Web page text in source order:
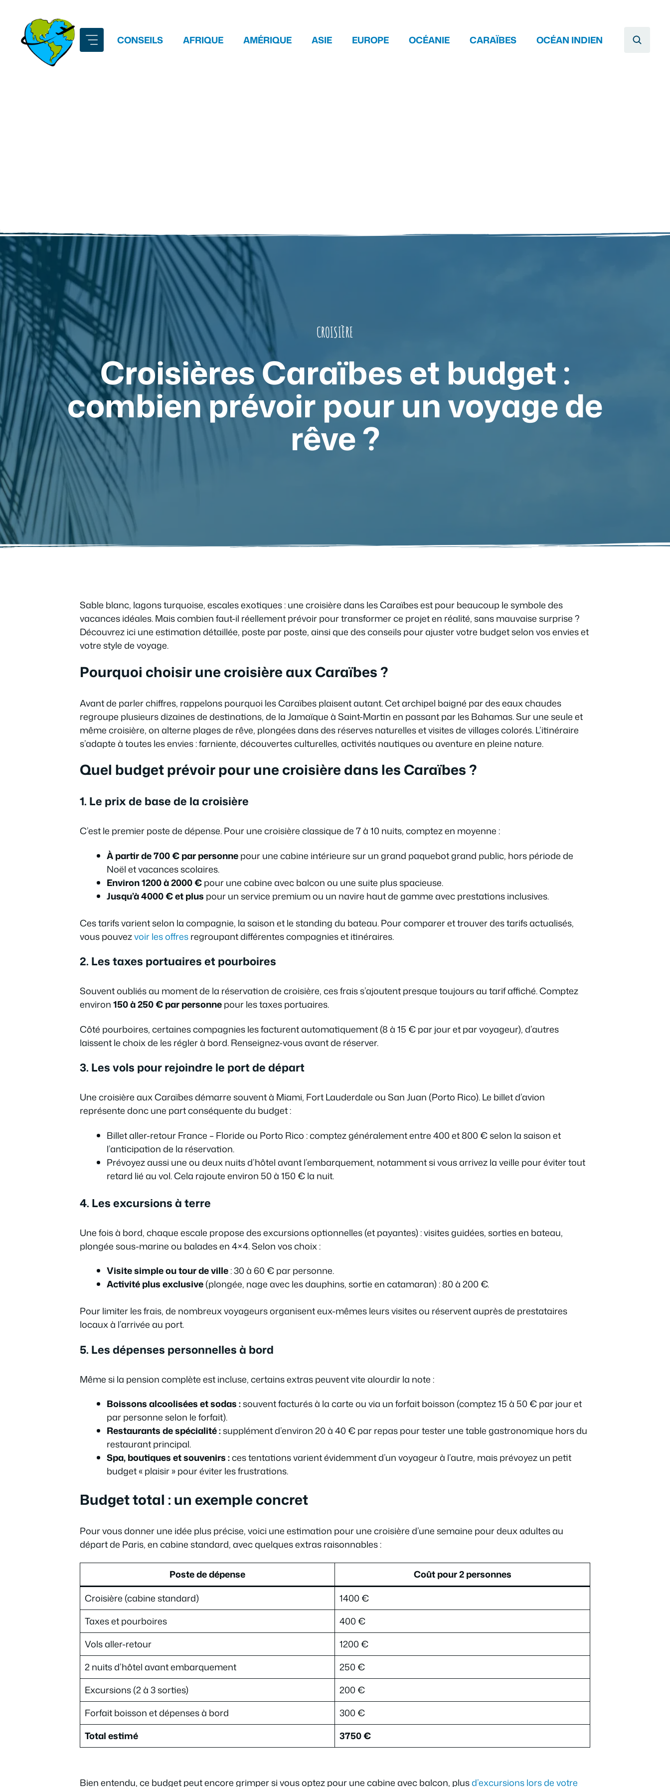
contenu
CONSEILS AFRIQUE AMÉRIQUE ASIE EUROPE OCÉANIE CARAÏBES OCÉAN INDIEN
CROISIÈRE
Croisières Caraïbes et budget :
combien prévoir pour un voyage de
rêve ?
Sable blanc, lagons turquoise, escales exotiques : une croisière dans les Caraïbes est pour beaucoup le symbole des
vacances idéales. Mais combien faut-il réellement prévoir pour transformer ce projet en réalité, sans mauvaise surprise ?
Découvrez ici une estimation détaillée, poste par poste, ainsi que des conseils pour ajuster votre budget selon vos envies et
votre style de voyage.
Pourquoi choisir une croisière aux Caraïbes ?
Avant de parler chiffres, rappelons pourquoi les Caraïbes plaisent autant. Cet archipel baigné par des eaux chaudes
regroupe plusieurs dizaines de destinations, de la Jamaïque à Saint-Martin en passant par les Bahamas. Sur une seule et
même croisière, on alterne plages de rêve, plongées dans des réserves naturelles et visites de villages colorés. L’itinéraire
s’adapte à toutes les envies : farniente, découvertes culturelles, activités nautiques ou aventure en pleine nature.
Quel budget prévoir pour une croisière dans les Caraïbes ?
1. Le prix de base de la croisière
C’est le premier poste de dépense. Pour une croisière classique de 7 à 10 nuits, comptez en moyenne :
À partir de 700 € par personnepour une cabine intérieure sur un grand paquebot grand public, hors période de
Noël et vacances scolaires.
Environ 1200 à 2000 €pour une cabine avec balcon ou une suite plus spacieuse.
Jusqu’à 4000 € et plus pour un service premium ou un navire haut de gamme avec prestations inclusives.
Ces tarifs varient selon la compagnie, la saison et le standing du bateau. Pour comparer et trouver des tarifs actualisés,
vous pouvezvoir les offresregroupant différentes compagnies et itinéraires.
2. Les taxes portuaires et pourboires
Souvent oubliés au moment de la réservation de croisière, ces frais s’ajoutent presque toujours au tarif affiché. Comptez
environ150 à 250 € par personnepour les taxes portuaires.
Côté pourboires, certaines compagnies les facturent automatiquement (8 à 15 € par jour et par voyageur), d’autres
laissent le choix de les régler à bord. Renseignez-vous avant de réserver.
3. Les vols pour rejoindre le port de départ
Une croisière aux Caraïbes démarre souvent à Miami, Fort Lauderdale ou San Juan (Porto Rico). Le billet d’avion
représente donc une part conséquente du budget :
Billet aller-retour France – Floride ou Porto Rico : comptez généralement entre 400 et 800 € selon la saison et
l’anticipation de la réservation.
Prévoyez aussi une ou deux nuits d’hôtel avant l’embarquement, notamment si vous arrivez la veille pour éviter tout
retard lié au vol. Cela rajoute environ 50 à 150 € la nuit.
4. Les excursions à terre
Une fois à bord, chaque escale propose des excursions optionnelles (et payantes) : visites guidées, sorties en bateau,
plongée sous-marine ou balades en 4×4. Selon vos choix :
Visite simple ou tour de ville: 30 à 60 € par personne.
Activité plus exclusive(plongée, nage avec les dauphins, sortie en catamaran) : 80 à 200 €.
Pour limiter les frais, de nombreux voyageurs organisent eux-mêmes leurs visites ou réservent auprès de prestataires
locaux à l’arrivée au port.
5. Les dépenses personnelles à bord
Même si la pension complète est incluse, certains extras peuvent vite alourdir la note :
Boissons alcoolisées et sodas :souvent facturés à la carte ou via un forfait boisson (comptez 15 à 50 € par jour et
par personne selon le forfait).
Restaurants de spécialité :supplément d’environ 20 à 40 € par repas pour tester une table gastronomique hors du
restaurant principal.
Spa, boutiques et souvenirs :ces tentations varient évidemment d’un voyageur à l’autre, mais prévoyez un petit
budget « plaisir » pour éviter les frustrations.
Budget total : un exemple concret
Pour vous donner une idée plus précise, voici une estimation pour une croisière d’une semaine pour deux adultes au
départ de Paris, en cabine standard, avec quelques extras raisonnables :
Poste de dépense
Coût pour 2 personnes
Croisière (cabine standard)
1400 €
Taxes et pourboires
400 €
Vols aller-retour
1200 €
2 nuits d’hôtel avant embarquement
250 €
Excursions (2 à 3 sorties)
200 €
Forfait boisson et dépenses à bord
300 €
Total estimé
3750 €
Bien entendu, ce budget peut encore grimper si vous optez pour une cabine avec balcon, plusd’excursions lors de votre